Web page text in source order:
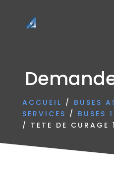
ACCUEIL / BUSES
SERVICES / BUSES
/ TETE DE